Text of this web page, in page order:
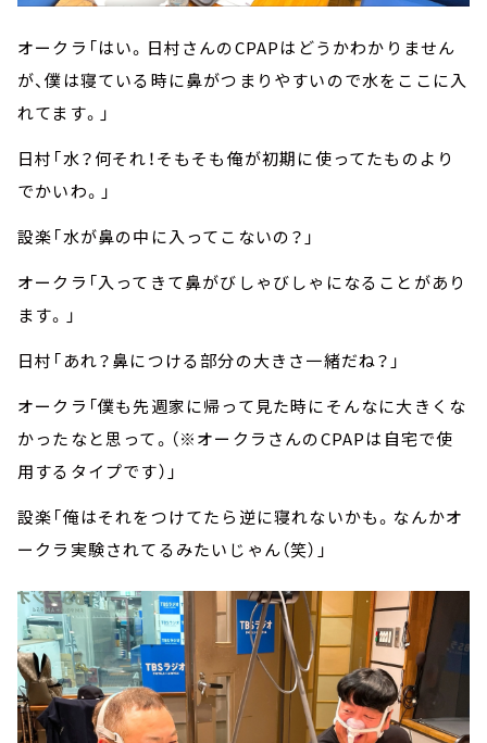
オークラ「はい。日村さんのCPAPはどうかわかりません
が、僕は寝ている時に鼻がつまりやすいので水をここに入
れてます。」
日村「水？何それ！そもそも俺が初期に使ってたものより
でかいわ。」
設楽「水が鼻の中に入ってこないの？」
オークラ「入ってきて鼻がびしゃびしゃになることがあり
ます。」
日村「あれ？鼻につける部分の大きさ一緒だね？」
オークラ「僕も先週家に帰って見た時にそんなに大きくな
かったなと思って。（※オークラさんのCPAPは自宅で使
用するタイプです）」
設楽「俺はそれをつけてたら逆に寝れないかも。なんかオ
ークラ実験されてるみたいじゃん（笑）」